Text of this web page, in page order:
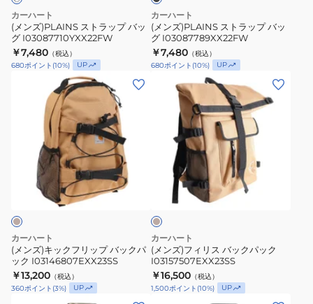
ッ
グ
I03087710YXX22FW
カーハート
(メンズ)PLAINS ストラップ バッ
グ I03087710YXX22FW
￥7,480 （税込）
680ポイント (10%) UP
ッ
グ
I03087789XX22FW
カーハート
(メンズ)PLAINS ストラップ バッ
グ I03087789XX22FW
￥7,480 （税込）
680ポイント (10%) UP
ッ
プ
バ
ッ
ク
カーハート
(メンズ)キックフリップ バックパ
ック I03146807EXX23SS
￥13,200 （税込）
360ポイント (3%) UP
ッ
ク
パ
ッ
ク
I03157507EXX23SS
ベ
ー
ジ
ュ
カーハート
(メンズ)フィリス バックパック
I03157507EXX23SS
￥16,500 （税込）
1,500ポイント (10%) UP